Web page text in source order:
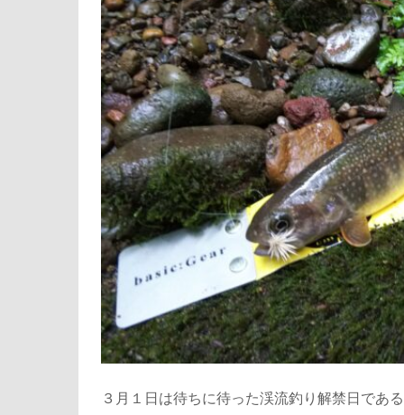
３月１日は待ちに待った渓流釣り解禁日であ